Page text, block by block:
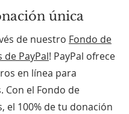
única
de nuestro Fondo de
de PayPal! PayPal ofrece
en línea para
Con el Fondo de
el 100% de tu donación